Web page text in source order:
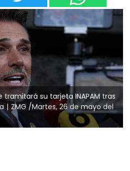
tramitará su tarjeta INAPAM tras
ZMG /Martes, 26 de mayo del